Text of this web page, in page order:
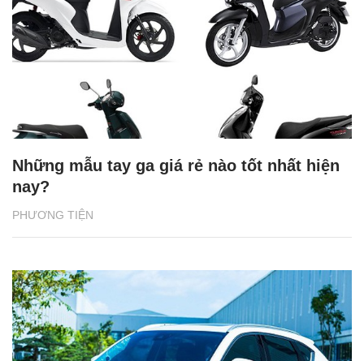
PHƯƠNG TIỆN
Những mẫu tay ga giá rẻ nào tốt nhất hiện
nay?